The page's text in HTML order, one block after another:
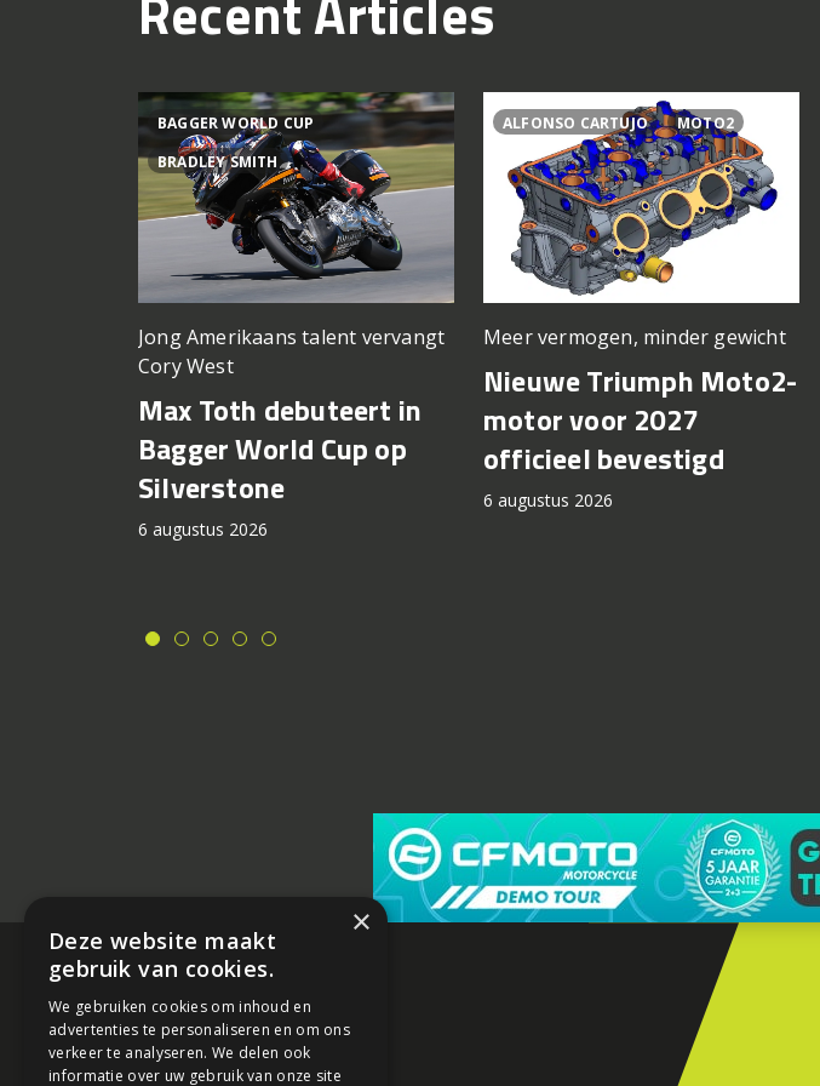
BAGGER WORLD CUP
BRADLEY SMITH
Jong Amerikaans talent vervangt
Cory West
Max Toth debuteert in
Bagger World Cup op
Silverstone
6 augustus 2026
ALFONSO CARTUJO MOTO2
Meer vermogen, minder gewicht
Nieuwe Triumph Moto2-
motor voor 2027
officieel bevestigd
6 augustus 2026
×
Deze website maakt
gebruik van cookies.
We gebruiken cookies om inhoud en
advertenties te personaliseren en om ons
verkeer te analyseren. We delen ook
informatie over uw gebruik van onze site